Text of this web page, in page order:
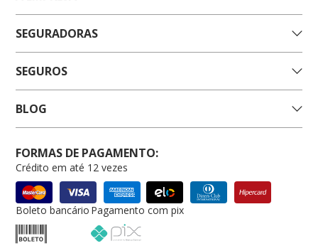
SEGURADORAS
SEGUROS
BLOG
FORMAS DE PAGAMENTO:
Crédito em até 12 vezes
Boleto bancário Pagamento com pix